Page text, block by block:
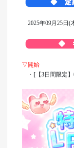
2025年09月25日(
▽開始
・[【3日間限定